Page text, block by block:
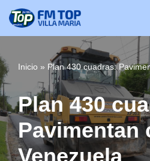
Inicio » Plan 430 cuadras:
Plan 430
Pavimentan
Venezuela